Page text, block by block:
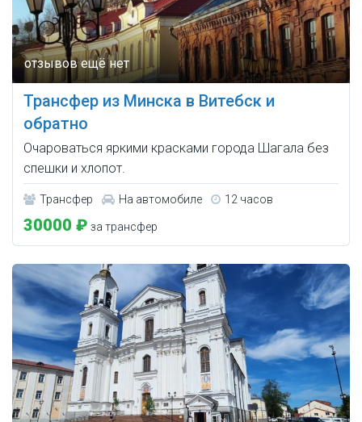
Трансфер из Минска в Витебск и
обратно
Очароваться яркими красками города Шагала без
спешки и хлопот.
Трансфер На автомобиле 12 часов
30000 ₽ за трансфер